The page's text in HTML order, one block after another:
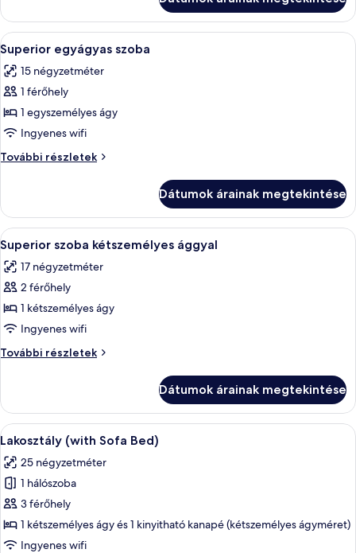
A
következő
szoba
összes
képének
megtekintése:
Superior
egyágyas
Egy szállodai szoba, amelyben
2
Superior egyágyas szoba
15 négyzetméter
1 férőhely
1 egyszemélyes ágy
Ingyenes wifi
További részletek
Superior
részletei
Dátumok árainak megtekintése
A
következő
szoba
összes
képének
megtekintése:
Superior
szoba
ággyal
Egy szállodai szoba, amelyben
3
Superior szoba kétszemélyes ággyal
17 négyzetméter
2 férőhely
1 kétszemélyes ágy
Ingyenes wifi
További részletek
Superior
további
részletei
Dátumok árainak megtekintése
A
következő
szoba
összes
képének
megtekintése:
Lakosztály
Egy szállodai szoba, amelyben egy
8
Lakosztály (with Sofa Bed)
25 négyzetméter
1 hálószoba
3 férőhely
1 kétszemélyes ágy és 1 kinyitható kanapé (kétszemélyes ágyméret)
Ingyenes wifi